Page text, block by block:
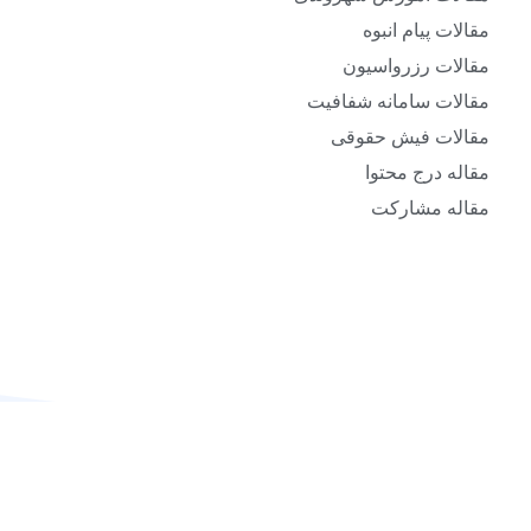
مقالات پیام انبوه
مقالات رزرواسیون
مقالات سامانه شفافیت
مقالات فیش حقوقی
مقاله درج محتوا
مقاله مشارکت